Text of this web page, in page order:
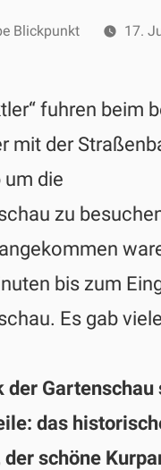
Blickpunkt 17.
fuhren beim
mit der
um die
zu
bis zum
Es gab
der Gartenschau
das
schöne